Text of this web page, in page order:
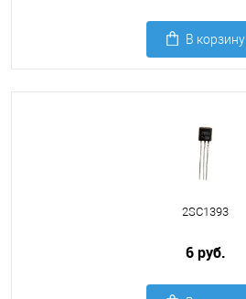
В корзину
2SC1393
6 руб.